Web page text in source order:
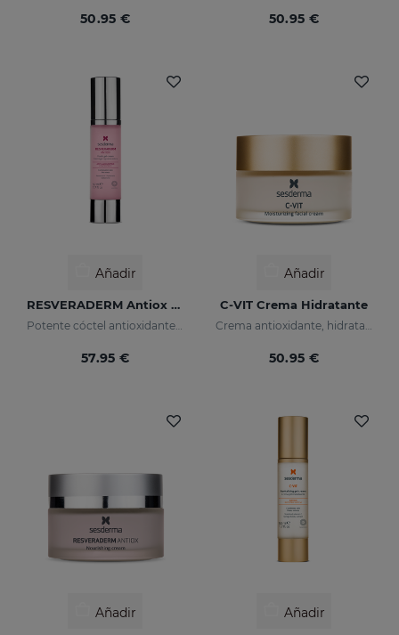
50.95 € 50.95 €
Añadir
RESVERADERM Antiox Concentrado Antienvejecimiento
57.95 €
Añadir
C-VIT Crema Hidratante
50.95 €
Añadir Añadir